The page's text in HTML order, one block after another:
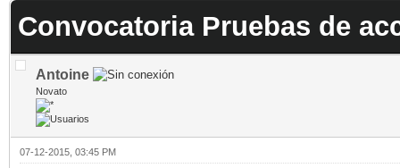
Convocatoria Pruebas de
Antoine
Novato
07-12-2015, 03:45 PM